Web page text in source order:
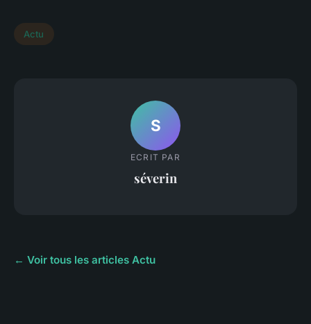
Actu
S
ECRIT PAR
séverin
← Voir tous les articles Actu